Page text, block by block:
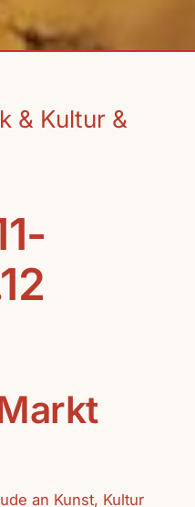
& Kultur &
an Kunst, Kultur